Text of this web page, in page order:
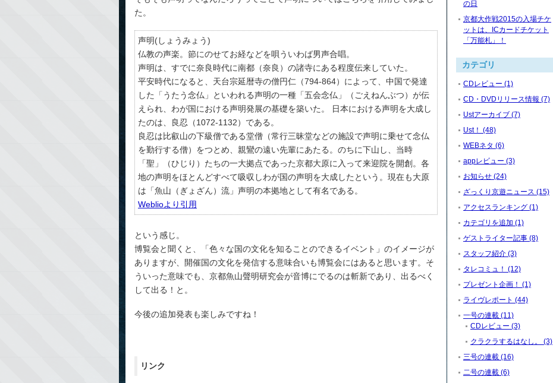
た。
声明(しょうみょう)
仏教の声楽。節にのせてお経などを唄ういわば男声合唱。
声明は、すでに奈良時代に南都（奈良）の諸寺にある程度伝来していた。
平安時代になると、天台宗延暦寺の僧円仁（794-864）によって、中国で発達
した「うたう念仏」といわれる声明の一種「五会念仏」（ごえねんぶつ）が伝
えられ、わが国における声明発展の基礎を築いた。 日本における声明を大成し
たのは、良忍（1072-1132）である。
良忍は比叡山の下級僧である堂僧（常行三昧堂などの施設で声明に乗せて念仏
を勤行する僧）をつとめ、親鸞の遠い先輩にあたる。のちに下山し、当時
「聖」（ひじり）たちの一大拠点であった京都大原に入って来迎院を開創。各
地の声明をほとんどすべて吸収しわが国の声明を大成したという。現在も大原
は「魚山（ぎょざん）流」声明の本拠地として有名である。
Weblioより引用
という感じ。
博覧会と聞くと、「色々な国の文化を知ることのできるイベント」のイメージが
ありますが、開催国の文化を発信する意味合いも博覧会にはあると思います。そ
ういった意味でも、京都魚山聲明研究会が音博にでるのは斬新であり、出るべく
して出る！と。
今後の追加発表も楽しみですね！
リンク
の日
京都大作戦2015の入場チケ
ットは、ICカードチケット
「万能札」！
カテゴリ
CDレビュー (1)
CD・DVDリリース情報 (7)
Ustアーカイブ (7)
Ust！ (48)
WEBネタ (6)
appレビュー (3)
お知らせ (24)
ざっくり京遊ニュース (15)
アクセスランキング (1)
カテゴリを追加 (1)
ゲストライター記事 (8)
スタッフ紹介 (3)
タレコミュ！ (12)
プレゼント企画！ (1)
ライヴレポート (44)
一号の連載 (11)
CDレビュー (3)
クラクラするはなし。 (3)
三号の連載 (16)
二号の連載 (6)